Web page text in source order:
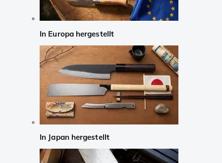
In Europa hergestellt
In Japan hergestellt